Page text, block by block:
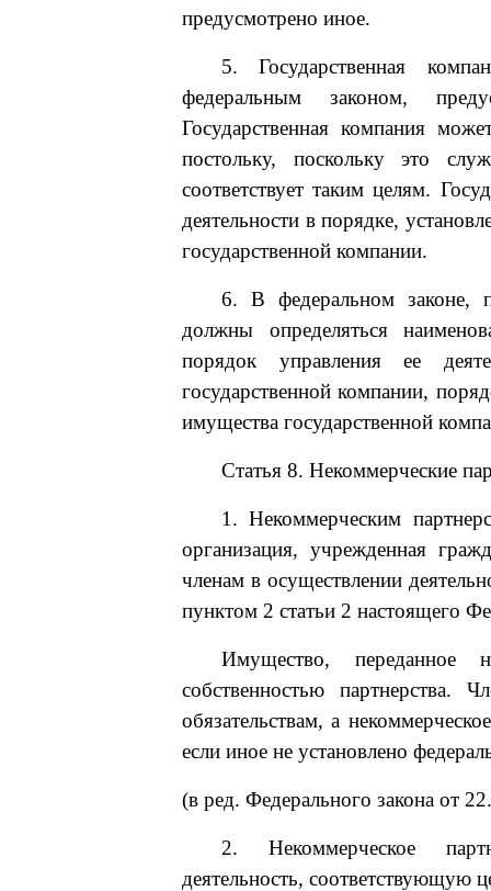
предусмотрено иное.
5. Государственная
федеральным законом,
Государственная компания
постольку, поскольку это
соответствует таким целям.
деятельности в порядке,
государственной компании.
6. В федеральном законе,
должны определяться
порядок управления ее
государственной компании,
имущества государственной
Статья 8. Некоммерческие
1. Некоммерческим
организация, учрежденная
членам в осуществлении
пунктом 2 статьи 2 настоящего
Имущество, переданное
собственностью партнерства.
обязательствам, а
если иное не установлено
(в ред. Федерального закона от
2. Некоммерческое
деятельность, соответствующую